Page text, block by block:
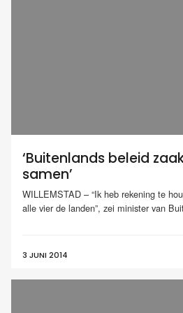
‘Buitenlands beleid
samen’
WILLEMSTAD – “Ik heb rekening te
alle vier de landen”, zei minister van
3 JUNI 2014